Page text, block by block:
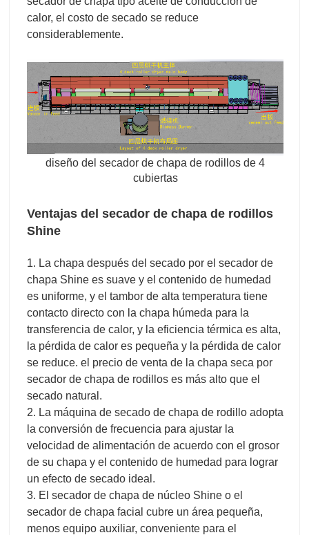
calor, el costo de secado se reduce
considerablemente.
diseño del secador de chapa de rodillos de 4
cubiertas
Ventajas del secador de chapa de rodillos
Shine
1. La chapa después del secado por el secador de
chapa Shine es suave y el contenido de humedad
es uniforme, y el tambor de alta temperatura tiene
contacto directo con la chapa húmeda para la
transferencia de calor, y la eficiencia térmica es alta,
la pérdida de calor es pequeña y la pérdida de calor
se reduce. el precio de venta de la chapa seca por
secador de chapa de rodillos es más alto que el
secado natural.
2. La máquina de secado de chapa de rodillo adopta
la conversión de frecuencia para ajustar la
velocidad de alimentación de acuerdo con el grosor
de su chapa y el contenido de humedad para lograr
un efecto de secado ideal.
3. El secador de chapa de núcleo Shine o el
secador de chapa facial cubre un área pequeña,
menos equipo auxiliar, conveniente para el